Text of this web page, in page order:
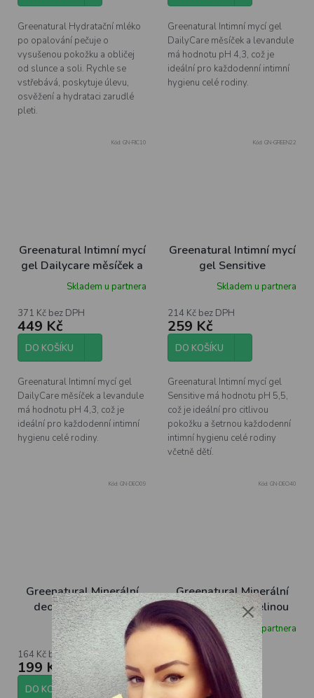
Greenatural Hydratační mléko
po opalování pečuje o
vysušenou pokožku a obličej
od slunce a soli. Rychle se
vstřebává, poskytuje úlevu,
osvěžení a hydrataci zarudlé
pleti.
Greenatural Intimní mycí gel
DailyCare měsíček a levandule
má hodnotu pH 4,3, což je
ideální pro každodenní intimní
hygienu celé rodiny.
Greenatural Intimní mycí
gel Dailycare měsíček a
levandule- pH 4,3 BIO, 1
Skladem u partnera
371 Kč bez DPH
449 Kč
DO KOŠÍKU
Greenatural Intimní mycí gel
DailyCare měsíček a levandule
má hodnotu pH 4,3, což je
ideální pro každodenní intimní
hygienu celé rodiny.
Kód: GN-RIC10
Greenatural Intimní mycí
gel Sensitive
mandarinka a aloe vera
pH 5,5 BIO, 500 ml
Skladem u partnera
214 Kč bez DPH
259 Kč
DO KOŠÍKU
Greenatural Intimní mycí gel
Sensitive má hodnotu pH 5,5,
což je ideální pro citlivou
pokožku a šetrnou každodenní
intimní hygienu celé rodiny
včetně dětí.
Kód: GN-GREEN22
Greenatural Minerální
deodorant na nohy
mentol, 120 g
Skladem u partnera
164 Kč bez DPH
199 Kč
DO KOŠÍKU
Kód: GN-DEO09
Greenatural Minerální
deodorant s kyselinou
hyaluronovou roll on
granátové jablko BIO, 75
ml
Skladem u partnera
164 Kč bez DPH
199 Kč
DO KOŠÍKU
Kód: GN-DEO40
×